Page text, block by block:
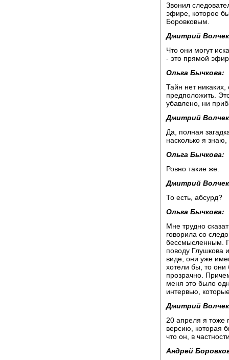
Звонил
эфире, которое
Боровковым.
Дмитрий
Что они могут
- это прямой
Ольга Бычкова:
Тайн нет
предположить.
убавлено, ни
Дмитрий
Да, полная
насколько я знаю,
Ольга Бычкова:
Ровно такие же.
Дмитрий
То есть, абсурд?
Ольга Бычкова:
Мне трудно
говорила со
бессмысленным.
поводу Глушкова
виде, они уже
хотели бы, то они
прозрачно.
меня это было
интервью,
Дмитрий
20 апреля я тоже
версию, которая
что он, в
Андрей